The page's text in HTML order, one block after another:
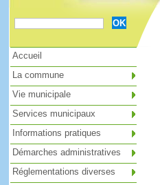
Accueil
La commune
Vie municipale
Services municipaux
Informations pratiques
Démarches administratives
Réglementations diverses